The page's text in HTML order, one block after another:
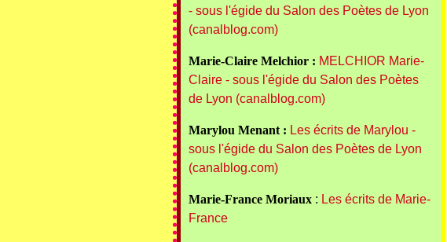
- sous l'égide du Salon des Poètes de Lyon
(canalblog.com)
Marie-Claire Melchior : MELCHIOR Marie-
Claire - sous l'égide du Salon des Poètes
de Lyon (canalblog.com)
Marylou Menant : Les écrits de Marylou -
sous l'égide du Salon des Poètes de Lyon
(canalblog.com)
Marie-France Moriaux: Les écrits de Marie-
France